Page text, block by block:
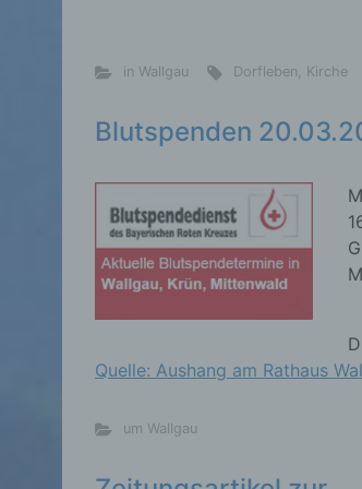
in Wallgau Dorfleben, Kirche
Blutspenden
Quelle: Aushang am Rathaus
um Wallgau